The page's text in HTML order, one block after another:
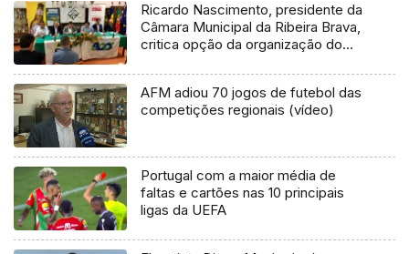
Ricardo Nascimento, presidente da
Câmara Municipal da Ribeira Brava,
critica opção da organização do
por uma das novas classificativas
do Rali da Ribeira Brava
AFM adiou 70 jogos de futebol das
competições regionais (vídeo)
Portugal com a maior média de
faltas e cartões nas 10 principais
ligas da UEFA